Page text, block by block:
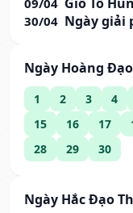
09/04
30/04 Ngày giải
Ngày Hoàng
1 2 3 4
15
16 17
28
29 30
Ngày Hắc Đạo